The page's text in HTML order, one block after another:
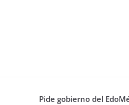
Pide gobierno del